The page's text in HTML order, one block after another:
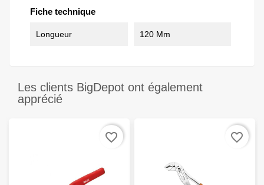
Fiche technique
Longueur 120 Mm
Les clients BigDepot ont également
apprécié
favorite_border favorite_border